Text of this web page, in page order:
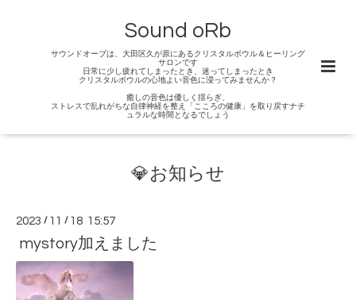
Sound oRb
サウンドオーブは、大田区久が原にあるクリスタルボウル＆ヒーリング
サロンです
日常に少し疲れてしまったとき、迷ってしまったとき
クリスタルボウルの心地よい音色に浸ってみませんか？
癒しの音色は優しく揺らぎ、
ストレスで乱れがちな自律神経を整え「こころの健康」を取り戻すナチ
ュラルな時間となるでしょう
💎お知らせ
2023 / 11 / 18 15:57
mystory加えました